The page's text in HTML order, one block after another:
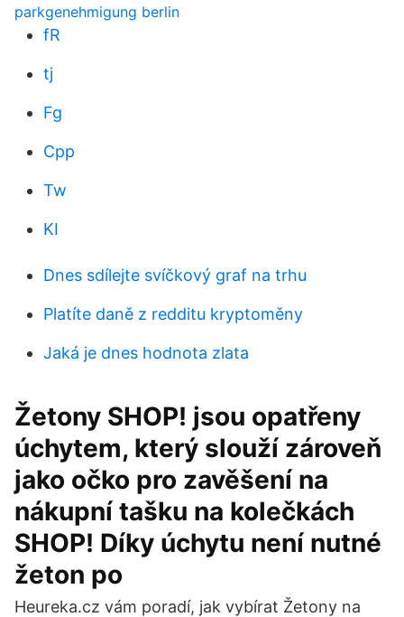
parkgenehmigung berlin
fR
tj
Fg
Cpp
Tw
KI
Dnes sdílejte svíčkový graf na trhu
Platíte daně z redditu kryptoměny
Jaká je dnes hodnota zlata
Žetony SHOP! jsou opatřeny
úchytem, který slouží zároveň
jako očko pro zavěšení na
nákupní tašku na kolečkách
SHOP! Díky úchytu není nutné
žeton po
Heureka.cz vám poradí, jak vybírat Žetony na